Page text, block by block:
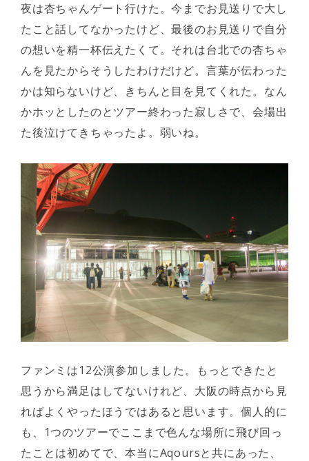
夜は杏ちゃんゲート行けた。今までお見送りで大し
たこと話してなかったけど、最後のお見送りで自分
の想いを精一杯伝えたくて。それは台北での杏ちゃ
んを見たからそうしたわけだけど。言葉が伝わった
かは知らないけど、きちんと目を見てくれた。なん
かホッとしたのとツアー終わった寂しさで、会場出
た後泣けてきちゃったよ。弱いね。
ファンミは12公演参加しました。もっとできたと
思うから満足はしてないけれど、大阪の時点から見
ればよくやったほうではあると思います。個人的に
も、1つのツアーでここまで色んな場所に飛び回っ
たことは初めてで、本当にAqoursと共にあった、